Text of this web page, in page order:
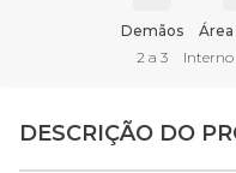
Demãos
2 a 3
Área
Interno
DESCRIÇÃO DO